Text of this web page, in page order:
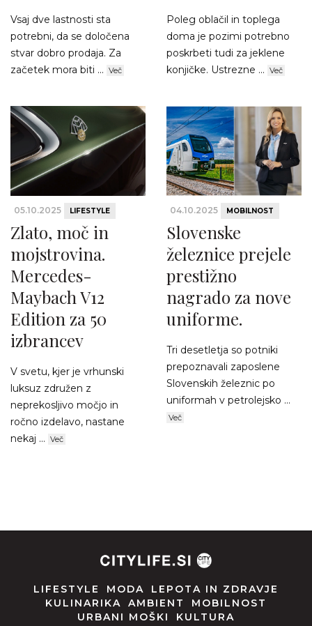
Vsaj dve lastnosti sta
potrebni, da se določena
stvar dobro prodaja. Za
začetek mora biti ... Več
Poleg oblačil in toplega
doma je pozimi potrebno
poskrbeti tudi za jeklene
konjičke. Ustrezne ... Več
05.10.2025 LIFESTYLE
Zlato, moč in
mojstrovina.
Mercedes-
Maybach V12
Edition za 50
izbrancev
V svetu, kjer je vrhunski
luksuz združen z
neprekosljivo močjo in
ročno izdelavo, nastane
nekaj ... Več
04.10.2025 MOBILNOST
Slovenske
železnice prejele
prestižno
nagrado za nove
uniforme.
Tri desetletja so potniki
prepoznavali zaposlene
Slovenskih železnic po
uniformah v petrolejsko ...
Več
LIFESTYLE MODA
LEPOTA IN ZDRAVJE
KULINARIKA
AMBIENT
MOBILNOST
URBANI MOŠKI
KULTURA